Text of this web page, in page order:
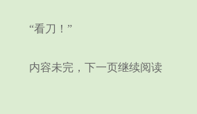
“看刀！”
内容未完，下一页继续阅读